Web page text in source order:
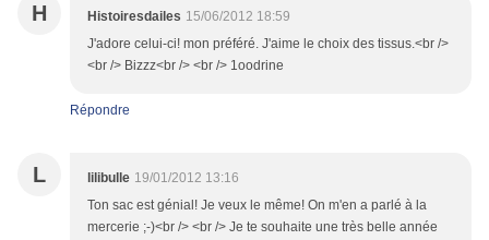
H Histoiresdailes 15/06/2012 18:59
J'adore celui-ci! mon préféré. J'aime le choix des tissus.<br />
<br /> Bizzz<br /> <br /> 1oodrine
Répondre
L lilibulle 19/01/2012 13:16
Ton sac est génial! Je veux le même! On m'en a parlé à la
mercerie ;-)<br /> <br /> Je te souhaite une très belle année